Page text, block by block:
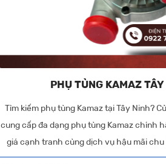
PHỤ TÙNG KAMAZ TÂY
Tìm kiếm phụ tùng Kamaz tại Tây Ninh?
cung cấp đa dạng phụ tùng Kamaz chính
giá cạnh tranh cùng dịch vụ hậu mãi chu